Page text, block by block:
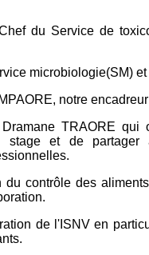
du Service de
microbiologie(SM)
notre
TRAORE qui
stage et de partager
contrôle des
de l'ISNV en